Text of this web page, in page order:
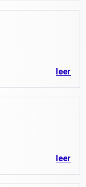
leer
leer